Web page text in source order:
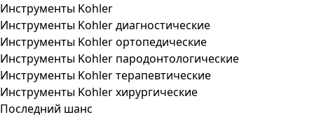
Инструменты Kohler
Инструменты Kohler диагностические
Инструменты Kohler ортопедические
Инструменты Kohler пародонтологические
Инструменты Kohler терапевтические
Инструменты Kohler хирургические
Последний шанс